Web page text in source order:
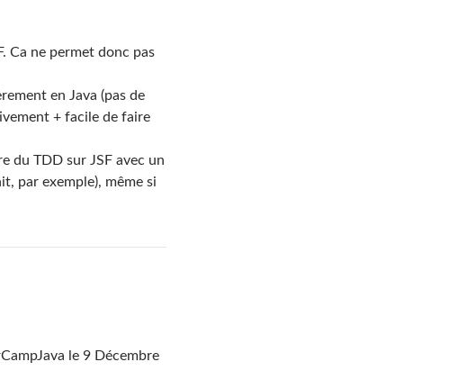
Ca ne permet donc pas
en Java (pas de
+ facile de faire
du TDD sur JSF avec un
par exemple), même si
le 9 Décembre